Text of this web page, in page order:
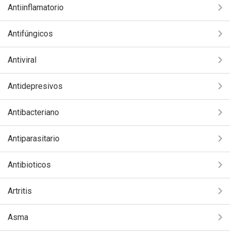
Antiinflamatorio
Antifúngicos
Antiviral
Antidepresivos
Antibacteriano
Antiparasitario
Antibioticos
Artritis
Asma